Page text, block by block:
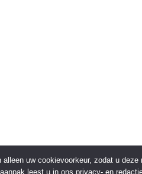
uw cookievoorkeur, zodat u
leest u in ons privacy- en